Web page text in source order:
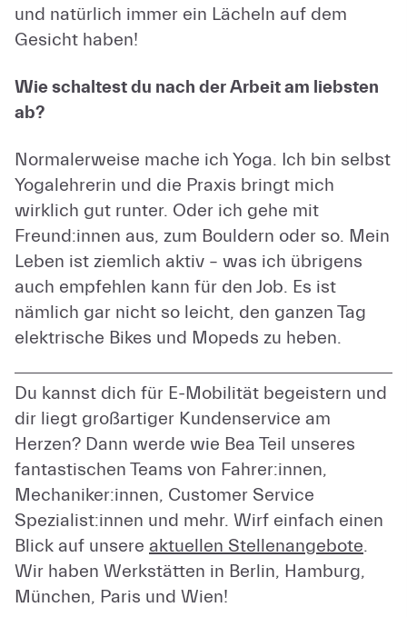
und natürlich immer ein Lächeln auf dem
Gesicht haben!
Wie schaltest du nach der Arbeit am liebsten
ab?
Normalerweise mache ich Yoga. Ich bin selbst
Yogalehrerin und die Praxis bringt mich
wirklich gut runter. Oder ich gehe mit
Freund:innen aus, zum Bouldern oder so. Mein
Leben ist ziemlich aktiv – was ich übrigens
auch empfehlen kann für den Job. Es ist
nämlich gar nicht so leicht, den ganzen Tag
elektrische Bikes und Mopeds zu heben.
Du kannst dich für E-Mobilität begeistern und
dir liegt großartiger Kundenservice am
Herzen? Dann werde wie Bea Teil unseres
fantastischen Teams von Fahrer:innen,
Mechaniker:innen, Customer Service
Spezialist:innen und mehr. Wirf einfach einen
Blick auf unsere aktuellen Stellenangebote.
Wir haben Werkstätten in Berlin, Hamburg,
München, Paris und Wien!